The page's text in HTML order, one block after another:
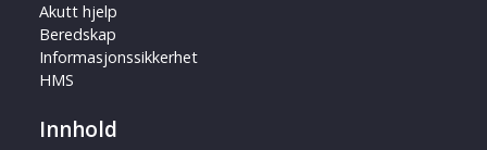
Akutt hjelp
Beredskap
Informasjonssikkerhet
HMS
Innhold